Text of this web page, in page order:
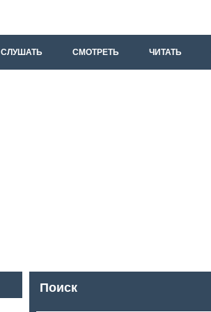
СЛУШАТЬ СМОТРЕТЬ ЧИТАТЬ
Поиск